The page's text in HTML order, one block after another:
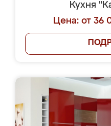
Кухня
Цена: от 36